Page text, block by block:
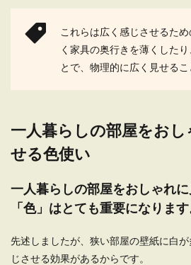
あり、レイアウト
えるの...
一人暮らしの部
果とおしゃれに
これらは広く感じさせるた
く家具の奥行きを薄くした
とで、物理的に広く見せるこ
一人暮らしの部屋をお
せる色使い
一人暮らしの部屋をおしゃれに
「色」はとても重要になります
先述しましたが、狭い部屋の壁紙に白
じさせる効果があるからです。